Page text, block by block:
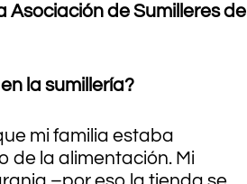
Asociación de Sumilleres de
la sumillería?
mi familia estaba
de la alimentación. Mi